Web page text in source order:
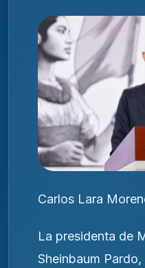
Carlos Lara
La presidenta de
Sheinbaum